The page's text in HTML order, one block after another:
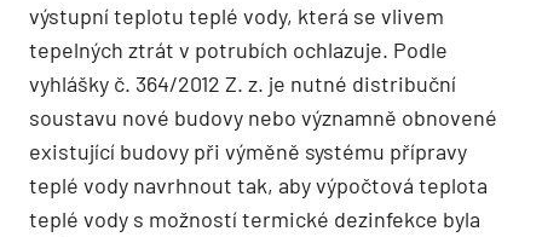
výstupní teplotu teplé vody, která se vlivem
tepelných ztrát v potrubích ochlazuje. Podle
vyhlášky č. 364/2012 Z. z. je nutné distribuční
soustavu nové budovy nebo významně obnovené
existující budovy při výměně systému přípravy
teplé vody navrhnout tak, aby výpočtová teplota
teplé vody s možností termické dezinfekce byla